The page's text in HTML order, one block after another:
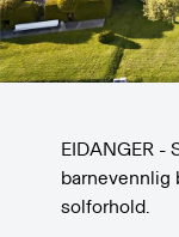
EIDANGER -
barnevennlig
solforhold.